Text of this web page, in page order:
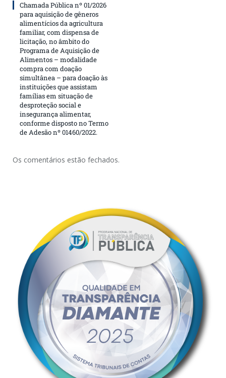
Chamada Pública nº 01/2026
para aquisição de gêneros
alimentícios da agricultura
familiar, com dispensa de
licitação, no âmbito do
Programa de Aquisição de
Alimentos – modalidade
compra com doação
simultânea – para doação às
instituições que assistam
famílias em situação de
desproteção social e
insegurança alimentar,
conforme disposto no Termo
de Adesão nº 01460/2022.
Os comentários estão fechados.